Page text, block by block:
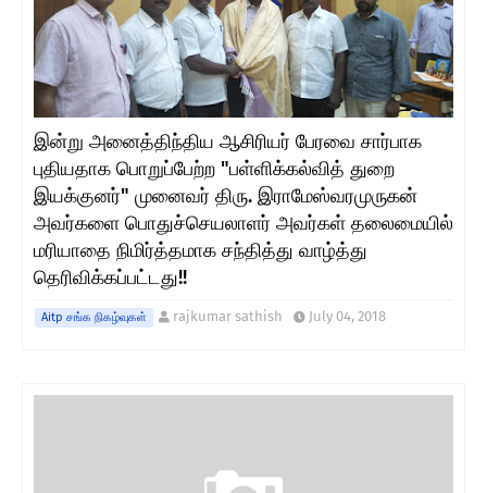
இன்று அனைத்திந்திய ஆசிரியர் பேரவை சார்பாக
புதியதாக பொறுப்பேற்ற "பள்ளிக்கல்வித் துறை
இயக்குனர்" முனைவர் திரு. இராமேஸ்வரமுருகன்
அவர்களை பொதுச்செயலாளர் அவர்கள் தலைமையில்
மரியாதை நிமிர்த்தமாக சந்தித்து வாழ்த்து
தெரிவிக்கப்பட்டது!!
Aitp சங்க நிகழ்வுகள் rajkumar sathish July 04, 2018